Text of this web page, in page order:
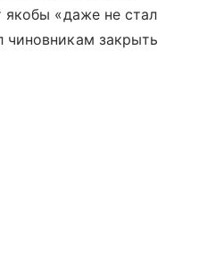
якобы «даже не стал
чиновникам закрыть